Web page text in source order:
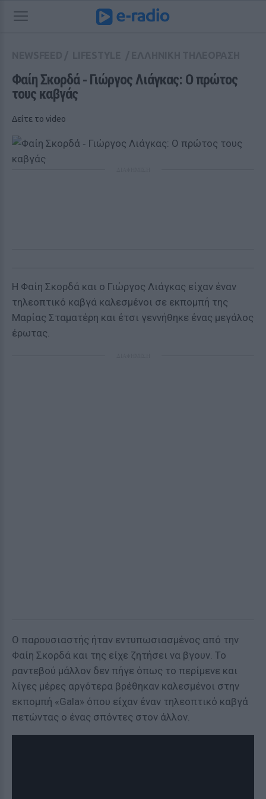
Φαίη Σκορδά ‑ Γιώργος Λιάγκας: Ο πρώτος
τους καβγάς
Δείτε το video
Η Φαίη Σκορδά και ο Γιώργος Λιάγκας είχαν έναν
τηλεοπτικό καβγά καλεσμένοι σε εκπομπή της
Μαρίας Σταματέρη και έτσι γεννήθηκε ένας μεγάλος
έρωτας.
Ο παρουσιαστής ήταν εντυπωσιασμένος από την
Φαίη Σκορδά και της είχε ζητήσει να βγουν. Το
ραντεβού μάλλον δεν πήγε όπως το περίμενε και
λίγες μέρες αργότερα βρέθηκαν καλεσμένοι στην
εκπομπή «Gala» όπου είχαν έναν τηλεοπτικό καβγά
πετώντας ο ένας σπόντες στον άλλον.